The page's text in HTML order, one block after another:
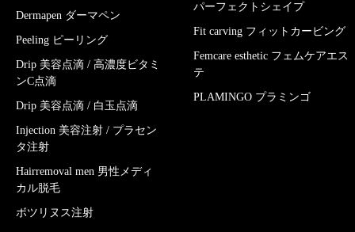
Dermapen ダーマペン
Peeling ピーリング
Drip 美容点滴 / 高濃度ビタミ
ンC点滴
Drip 美容点滴 / 白玉点滴
Injection 美容注射 / プラセン
タ注射
Hairremoval men 男性メディ
カル脱毛
ボツリヌス注射
パーフェクトシェイプ
Fit carving フィットカービング
Femcare esthetic フェムケアエス
テ
PLAMINGO プラミンゴ